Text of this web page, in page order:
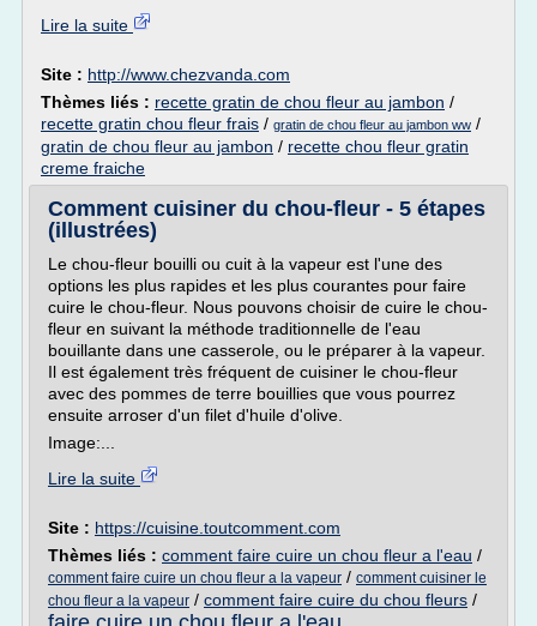
Lire la suite
Site : http://www.chezvanda.com
Thèmes liés : recette gratin de chou fleur au jambon /
recette gratin chou fleur frais / gratin de chou fleur au jambon ww /
gratin de chou fleur au jambon / recette chou fleur gratin
creme fraiche
Comment cuisiner du chou-fleur - 5 étapes
(illustrées)
Le chou-fleur bouilli ou cuit à la vapeur est l'une des
options les plus rapides et les plus courantes pour faire
cuire le chou-fleur. Nous pouvons choisir de cuire le chou-
fleur en suivant la méthode traditionnelle de l'eau
bouillante dans une casserole, ou le préparer à la vapeur.
Il est également très fréquent de cuisiner le chou-fleur
avec des pommes de terre bouillies que vous pourrez
ensuite arroser d'un filet d'huile d'olive.
Image:...
Lire la suite
Site : https://cuisine.toutcomment.com
Thèmes liés : comment faire cuire un chou fleur a l'eau /
comment faire cuire un chou fleur a la vapeur / comment cuisiner le
chou fleur a la vapeur / comment faire cuire du chou fleurs /